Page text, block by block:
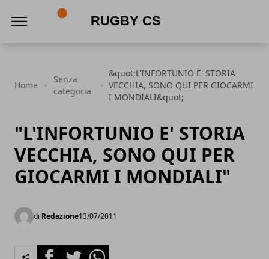
Home
Senza
categoria
&quot;L'INFORTUNIO E' STORIA
VECCHIA, SONO QUI PER GIOCARMI
I MONDIALI&quot;
"L'INFORTUNIO E' STORIA
VECCHIA, SONO QUI PER
GIOCARMI I MONDIALI"
di Redazione13/07/2011
FacebookTwitterWhatsapp